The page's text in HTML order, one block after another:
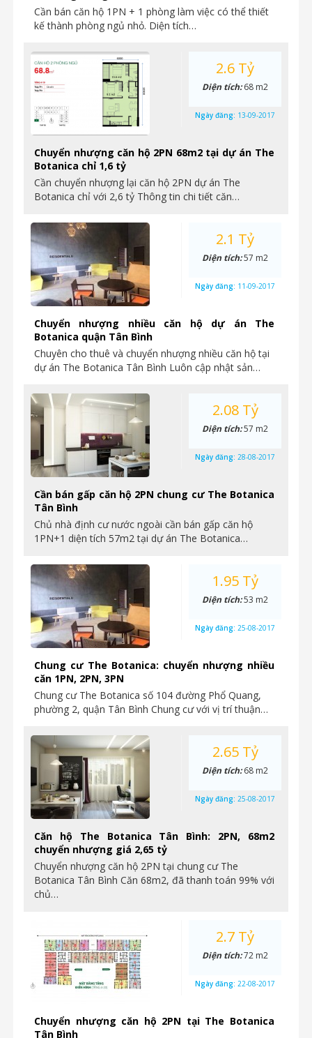
Cần bán căn hộ 1PN + 1 phòng làm việc có thể thiết
kế thành phòng ngủ nhỏ. Diện tích…
Chuyển nhượng căn hộ 2PN 68m2 tại dự án The
Botanica chỉ 1,6 tỷ
Cần chuyển nhượng lại căn hộ 2PN dự án The
Botanica chỉ với 2,6 tỷ Thông tin chi tiết căn…
2.6 Tỷ
Diện tích:68 m2
Ngày đăng: 13-09-2017
Chuyển nhượng nhiều căn hộ dự án The
Botanica quận Tân Bình
Chuyên cho thuê và chuyển nhượng nhiều căn hộ tại
dự án The Botanica Tân Bình Luôn cập nhật sản…
2.1 Tỷ
Diện tích:57 m2
Ngày đăng: 11-09-2017
Cần bán gấp căn hộ 2PN chung cư The Botanica
Tân Bình
Chủ nhà định cư nước ngoài cần bán gấp căn hộ
1PN+1 diện tích 57m2 tại dự án The Botanica…
2.08 Tỷ
Diện tích:57 m2
Ngày đăng: 28-08-2017
Chung cư The Botanica: chuyển nhượng nhiều
căn 1PN, 2PN, 3PN
Chung cư The Botanica số 104 đường Phổ Quang,
phường 2, quận Tân Bình Chung cư với vị trí thuận…
1.95 Tỷ
Diện tích:53 m2
Ngày đăng: 25-08-2017
Căn hộ The Botanica Tân Bình: 2PN, 68m2
chuyển nhượng giá 2,65 tỷ
Chuyển nhượng căn hộ 2PN tại chung cư The
Botanica Tân Bình Căn 68m2, đã thanh toán 99% với
chủ…
2.65 Tỷ
Diện tích:68 m2
Ngày đăng: 25-08-2017
Chuyển nhượng căn hộ 2PN tại The Botanica
Tân Bình
2.7 Tỷ
Diện tích:72 m2
Ngày đăng: 22-08-2017